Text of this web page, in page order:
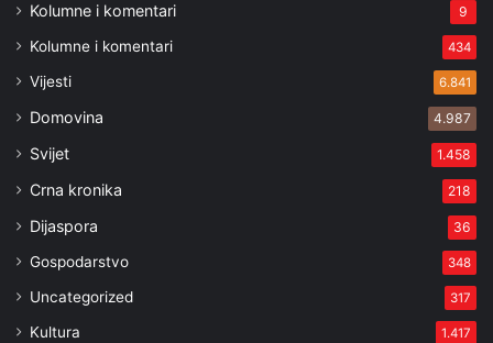
Kolumne i komentari 9
Kolumne i komentari 434
Vijesti 6.841
Domovina 4.987
Svijet 1.458
Crna kronika 218
Dijaspora 36
Gospodarstvo 348
Uncategorized 317
Kultura 1.417